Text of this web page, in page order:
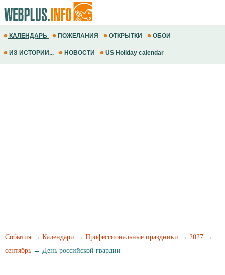
КАЛЕНДАРЬ ПОЖЕЛАНИЯ ОТКРЫТКИ ОБОИ
ИЗ ИСТОРИИ... НОВОСТИ US Holiday calendar
События → Календари → Профессиональные праздники → 2027 →
сентябрь → День российской гвардии